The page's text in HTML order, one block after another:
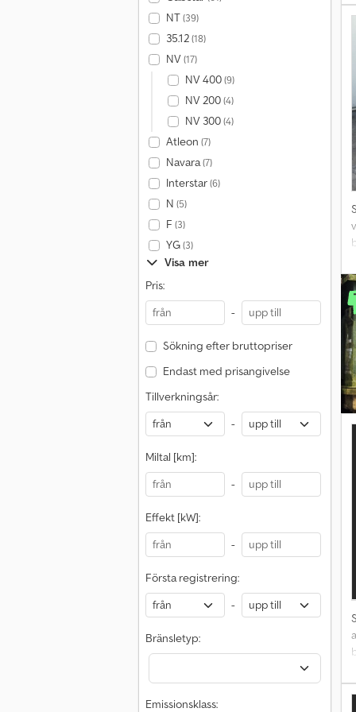
NT(39)
35.12(18)
NV(17)
NV 400(9)
NV 200(4)
NV 300(4)
Atleon (7)
Navara(7)
Interstar(6)
N (5)
F (3)
YG(3)
Visa mer
Pris:
-
Sökning efter bruttopriser
Endast med prisangivelse
Tillverkningsår:
-
Miltal [km]:
-
Effekt [kW]:
-
Första registrering:
-
Bränsletyp:
Emissionsklass: